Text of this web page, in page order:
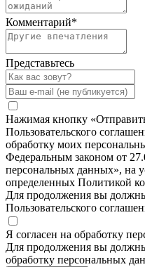
Комментарий*
Представьтесь
Нажимая кнопку
Пользовательского
обработку моих
Федеральным законом от
персональных данных», на
определенных Политикой
Для продолжения вы
Пользовательского
Я согласен на обработку
Для продолжения вы
обработку персональных